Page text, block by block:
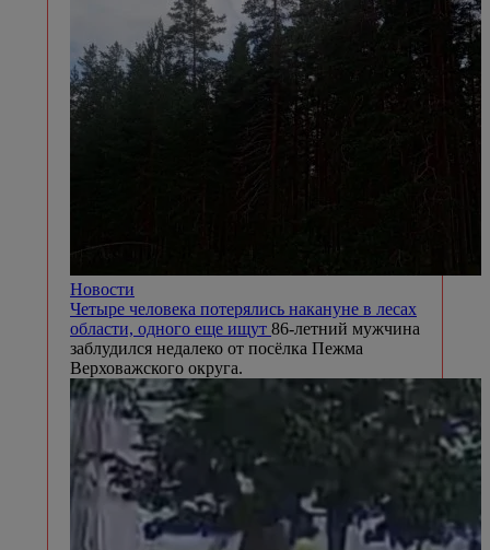
Новости
Четыре человека потерялись накануне в лесах
области, одного еще ищут 86-летний мужчина
заблудился недалеко от посёлка Пежма
Верховажского округа.